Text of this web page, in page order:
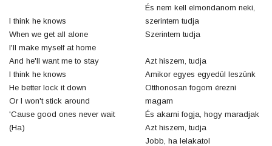
I think he knows
When we get all alone
I'll make myself at home
And he'll want me to stay
I think he knows
He better lock it down
Or I won't stick around
'Cause good ones never wait
(Ha)
És nem kell elmondanom neki,
szerintem tudja
Szerintem tudja
Azt hiszem, tudja
Amikor egyes egyedül leszünk
Otthonosan fogom érezni
magam
És akarni fogja, hogy maradjak
Azt hiszem, tudja
Jobb, ha lelakatol